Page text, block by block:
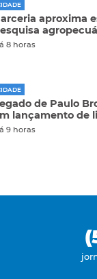
aproxima
8 horas
de Paulo
lançamento de
9 horas